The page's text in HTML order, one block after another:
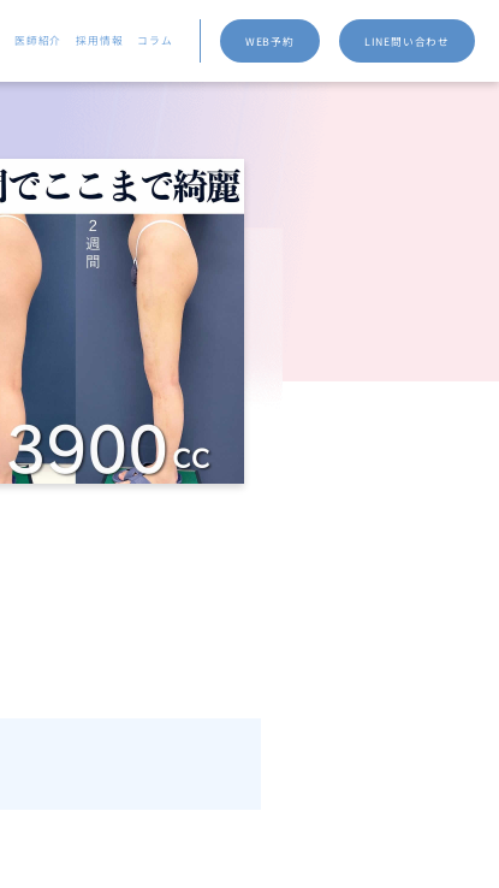
医師紹介 採用情報 コラム WEB予約 LINE問い合わせ